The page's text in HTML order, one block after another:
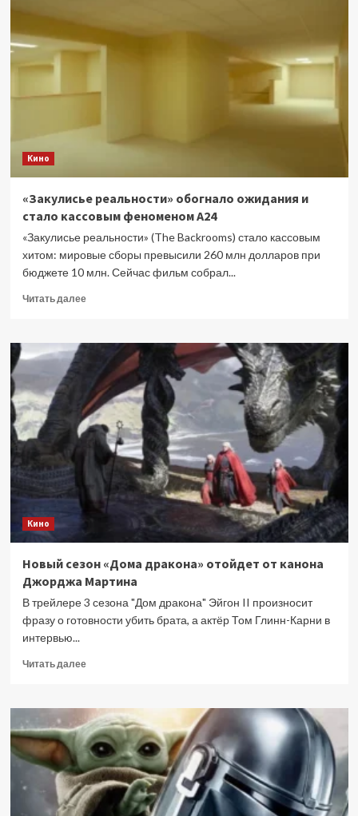
за
млрд
Кино
«Закулисье реальности» обогнало ожидания и
стало кассовым феноменом A24
«Закулисье реальности» (The Backrooms) стало кассовым
хитом: мировые сборы превысили 260 млн долларов при
бюджете 10 млн. Сейчас фильм собрал...
Читать далееПрочитать
«Закулисье
реальности»
обогнало
ожидания
и
стало
кассовым
феноменом
A24
Кино
Новый сезон «Дома дракона» отойдет от канона
Джорджа Мартина
В трейлере 3 сезона "Дом дракона" Эйгон II произносит
фразу о готовности убить брата, а актёр Том Глинн-Карни в
интервью...
Читать далееПрочитать
Новый
сезон
«Дома
дракона»
отойдет
от
канона
Джорджа